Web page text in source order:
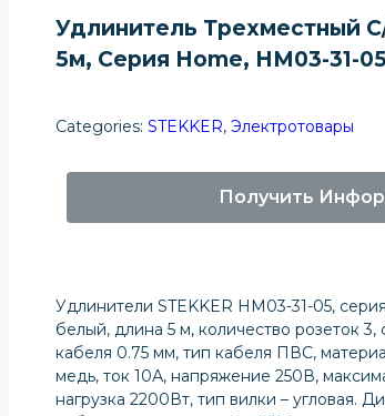
Удлинитель Трехместный
5м, Серия Home, HM03-31-
Categories: STEKKER, Электротовары
Получить
Удлинители STEKKER HM03-31-05,
белый, длина 5 м, количество розеток 3,
кабеля 0.75 мм, тип кабеля ПВС,
медь, ток 10А, напряжение 250В,
нагрузка 2200Вт, тип вилки – угловая.